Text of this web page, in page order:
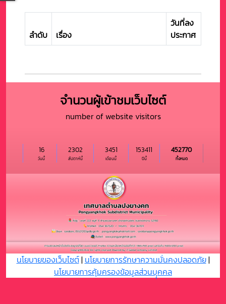
ลำดับ เรื่อง
วันที่ลง
ประกาศ
จำนวนผู้เข้าชมเว็บไซต์
number of website visitors
วันนี้
16
สัปดาห์นี้
2302
เดือนนี้
3451
ปีนี้
153411
ทั้งหมด
452770
นโยบายของเว็บไซต์| นโยบายการรักษาความมั่นคงปลอดภัย|
นโยบายการคุ้มครองข้อมูลส่วนบุุคคล